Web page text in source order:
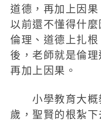
道德，再加上因
以前還不懂得什
倫理、道德上扎根
後，老師就是倫理
再加上因果。
小學教育大概
歲，聖賢的根紮